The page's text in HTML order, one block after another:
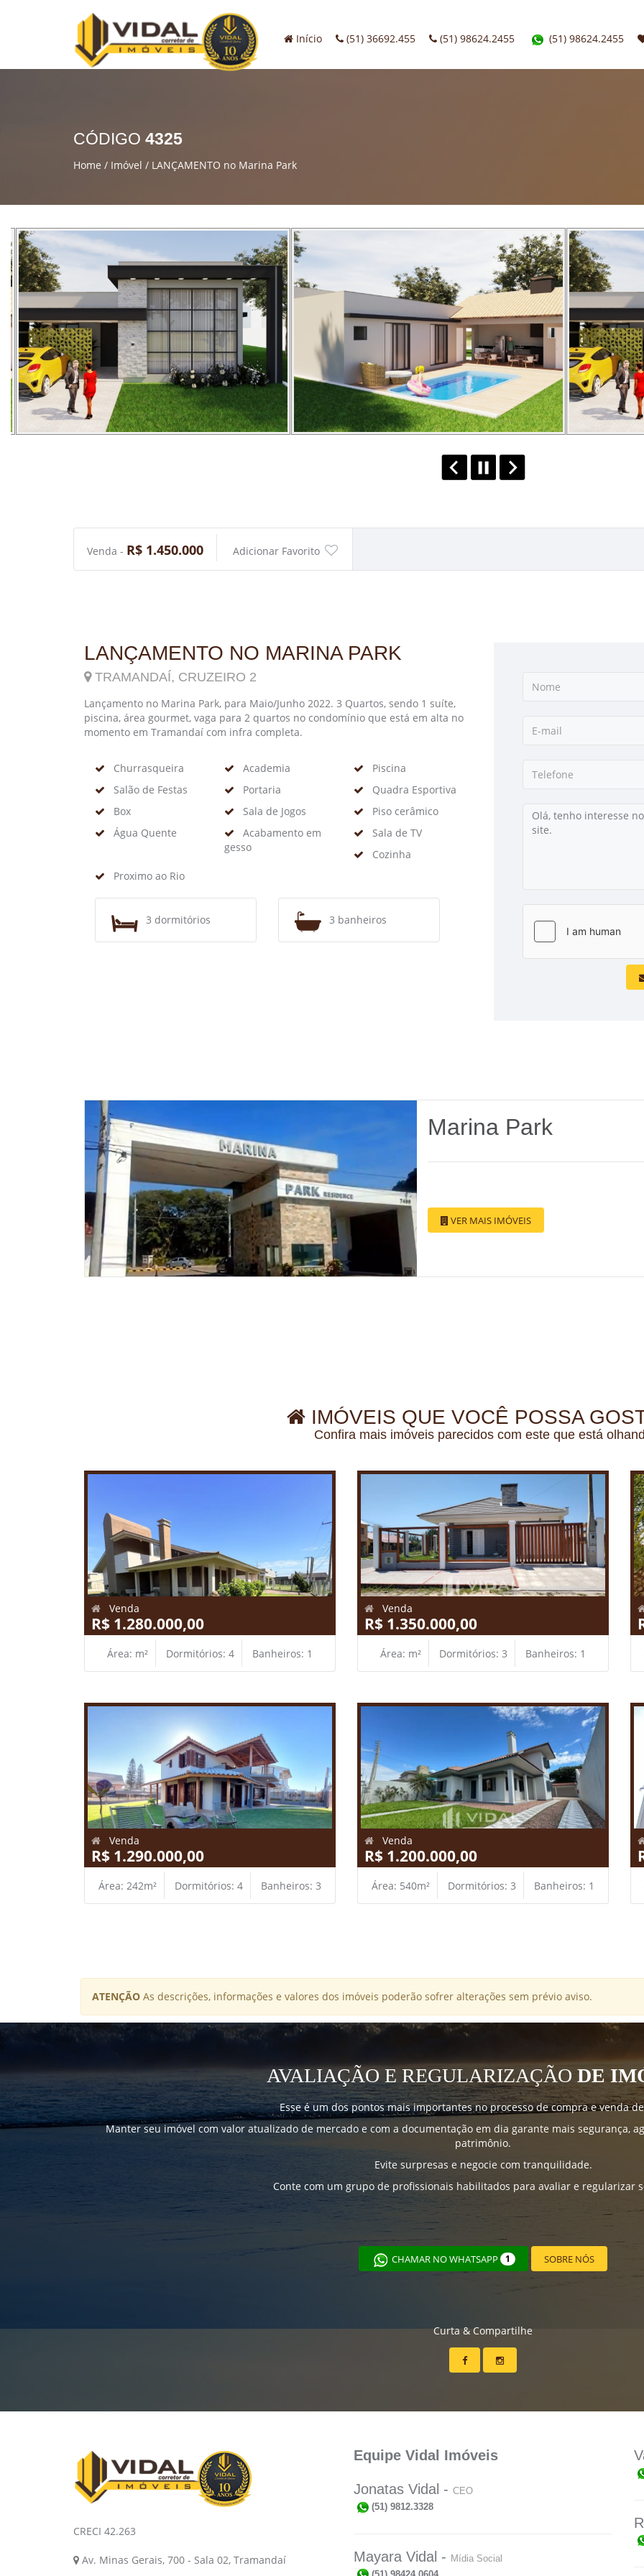
Início (51) 36692.455 (51) 98624.2455 (51) 98624.2455
CÓDIGO 4325
Home Imóvel LANÇAMENTO no Marina Park
Venda - R$ 1.450.000 Adicionar Favorito
LANÇAMENTO NO MARINA PARK
TRAMANDAÍ, CRUZEIRO 2
Lançamento no Marina Park, para Maio/Junho 2022. 3 Quartos, sendo 1 suíte,
piscina, área gourmet, vaga para 2 quartos no condomínio que está em alta no
momento em Tramandaí com infra completa.
Churrasqueira Academia
Piscina
Salão de Festas
Portaria
Quadra Esportiva
Box
Sala de Jogos
Piso cerâmico
Água Quente
Acabamento em
gesso
Sala de TV
Cozinha
Proximo ao Rio
3 dormitórios 3 banheiros
Marina Park
VER MAIS IMÓVEIS
IMÓVEIS QUE VOCÊ POSSA
Confira mais imóveis parecidos com este que está
Venda
R$ 1.280.000,00
Área: m² Dormitórios: 4 Banheiros: 1
Venda
R$ 1.350.000,00
Área: m² Dormitórios: 3 Banheiros: 1
Venda
R$ 1.290.000,00
Área: 242m² Dormitórios: 4 Banheiros: 3
Venda
R$ 1.200.000,00
Área: 540m² Dormitórios: 3 Banheiros: 1
ATENÇÃO As descrições, informações e valores dos imóveis poderão sofrer alterações sem prévio aviso.
AVALIAÇÃO E REGULARIZAÇÃO DE
Esse é um dos pontos mais importantes no processo de compra e venda
Manter seu imóvel com valor atualizado de mercado e com a documentação em dia garante mais segurança,
patrimônio.
Evite surpresas e negocie com tranquilidade.
Conte com um grupo de profissionais habilitados para avaliar e regularizar
CHAMAR NO WHATSAPP 1 SOBRE NÓS
Curta & Compartilhe
CRECI 42.263
Av. Minas Gerais, 700 - Sala 02, Tramandaí
Equipe Vidal Imóveis
Jonatas Vidal - CEO
(51) 9812.3328
Mayara Vidal - Mídia Social